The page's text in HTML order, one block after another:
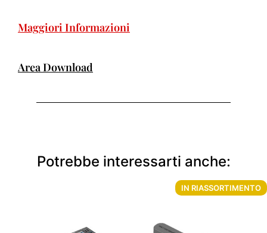
Maggiori Informazioni
Area Download
Potrebbe interessarti anche:
IN RIASSORTIMENTO